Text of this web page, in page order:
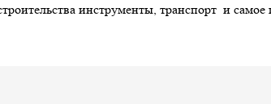
инструменты, транспорт и